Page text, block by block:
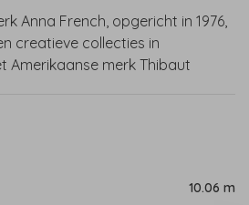
Anna French, opgericht in 1976,
creatieve collecties in
Amerikaanse merk Thibaut
10.06 m